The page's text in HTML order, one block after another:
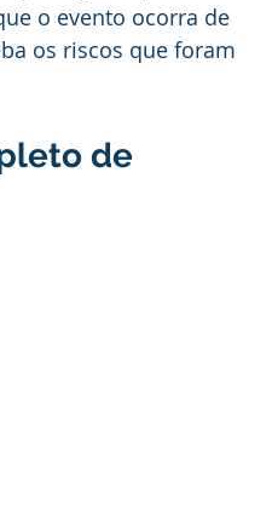
o evento ocorra de
os riscos que foram
de